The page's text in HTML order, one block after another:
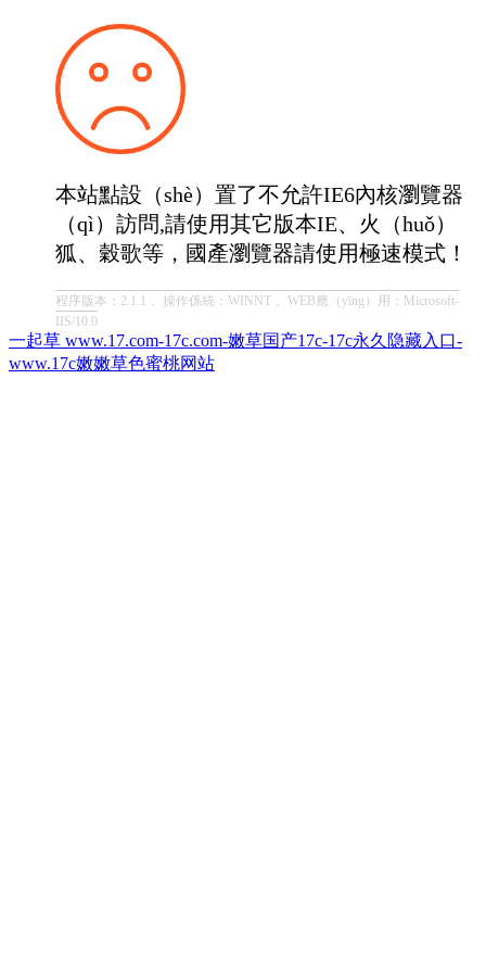
本站點設（shè）置了不允許IE6內核瀏覽器
（qì）訪問,請使用其它版本IE、火（huǒ）
狐、穀歌等，國產瀏覽器請使用極速模式！
程序版本：2.1.1， 操作係統：WINNT， WEB應（yīng）用：Microsoft-
IIS/10.0
一起草 www.17.com-17c.com-嫩草国产17c-17c永久隐藏入口-
www.17c嫩嫩草色蜜桃网站